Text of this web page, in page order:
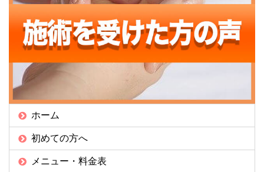
ホーム
初めての方へ
メニュー・料金表